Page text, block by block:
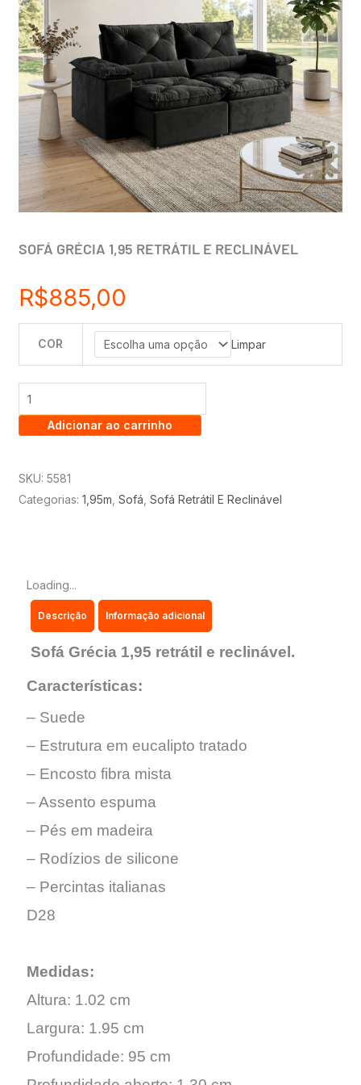
SOFÁ GRÉCIA 1,95 RETRÁTIL E RECLINÁVEL
R$885,00
COR Limpar
SOFÁ
GRÉCIA
1,95
RETRÁTIL
Adicionar ao carrinho
SKU: 5581
Categorias: 1,95m Sofá Sofá Retrátil E Reclinável
Loading...
Descrição Informação adicional
Sofá Grécia 1,95 retrátil e reclinável.
Características:
– Suede
– Estrutura em eucalipto tratado
– Encosto fibra mista
– Assento espuma
– Pés em madeira
– Rodízios de silicone
– Percintas italianas
D28
Medidas:
Altura: 1.02 cm
Largura: 1.95 cm
Profundidade: 95 cm